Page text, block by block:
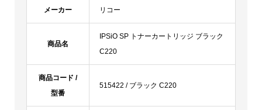
メーカー リコー
商品名
IPSiO SP トナーカートリッジ ブラック
C220
商品コード /
型番
515422 / ブラック C220